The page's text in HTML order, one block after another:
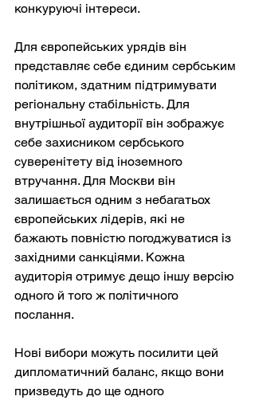
конкуруючі інтереси.
Для європейських урядів він
представляє себе єдиним сербським
політиком, здатним підтримувати
регіональну стабільність. Для
внутрішньої аудиторії він зображує
себе захисником сербського
суверенітету від іноземного
втручання. Для Москви він
залишається одним з небагатьох
європейських лідерів, які не
бажають повністю погоджуватися із
західними санкціями. Кожна
аудиторія отримує дещо іншу версію
одного й того ж політичного
послання.
Нові вибори можуть посилити цей
дипломатичний баланс, якщо вони
призведуть до ще одного